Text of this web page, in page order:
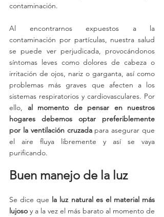
contaminación.
Al encontrarnos expuestos a la
contaminación por partículas, nuestra salud
se puede ver perjudicada, provocándonos
síntomas leves como dolores de cabeza o
irritación de ojos, nariz o garganta, así como
problemas más graves que afecten a los
sistemas respiratorios y cardiovasculares. Por
ello, al momento de pensar en nuestros
hogares debemos optar preferiblemente
por la ventilación cruzada para asegurar que
el aire fluya libremente y así se vaya
purificando.
Buen manejo de la luz
Se dice que la luz natural es el material más
lujoso y a la vez el más barato al momento de